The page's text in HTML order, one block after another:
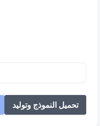
تحميل النموذج وتوليد